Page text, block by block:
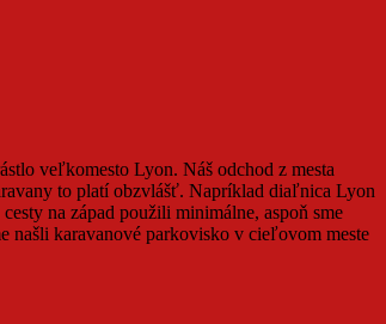
veľkomesto Lyon. Náš odchod z mesta
to platí obzvlášť. Napríklad diaľnica Lyon
na západ použili minimálne, aspoň sme
našli karavanové parkovisko v cieľovom meste